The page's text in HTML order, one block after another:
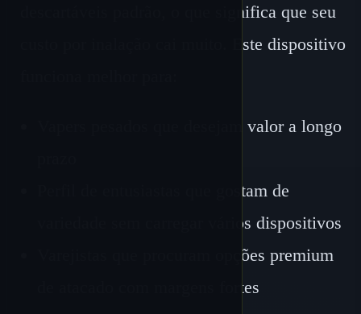
descartáveis ​​padrão, o que significa que seu
custo por inalação cai muito. Este dispositivo
Vapers pesados que desejam valor a longo
Perfil de entusiastas que gostam de
variedade sem carregar vários dispositivos
Varejistas que procuram opções premium
de atacado com margens fortes